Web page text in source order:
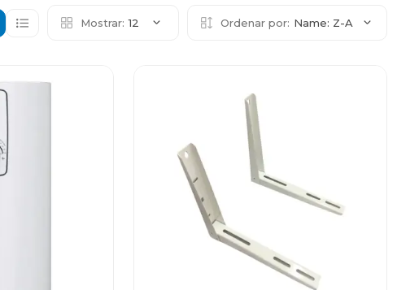
Mostrar: 12 Ordenar por: Name: Z-A